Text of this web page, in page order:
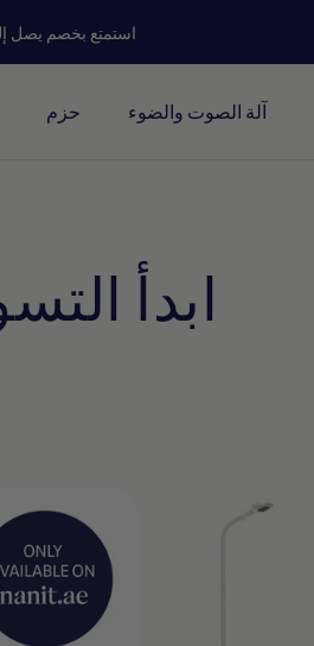
استمتع بخصم يصل إلى 40% | شحن مجاني في الإمارات
آلة الصوت والضوء حزم
ابدأ